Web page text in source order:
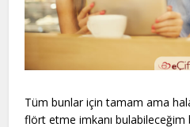
Tüm bunlar için tamam ama
flört etme imkanı bulabileceğim